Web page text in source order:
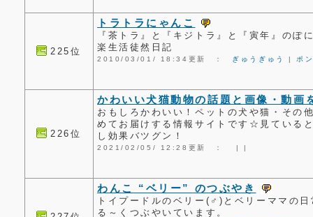
225位
トラトラにゃんこ
『茶トラ』と『キジトラ』と『寅年』のぽ
楽生活徒然日記
2010/03/01/ 18:34更新 ： ぎゅうぎゅう | ポ
226位
かわいい犬猫動物の話題と画像・動画
おもしろかわいい！ペットの犬や猫・その
めてお届けする情報サイトです☆見ている
し効果バツグン！
2021/02/05/ 12:28更新 ： | |
わんこ “ベリー” のつぶやき
トイプードルのベリー(♂)とベリーママの
る～くつぶやいています。